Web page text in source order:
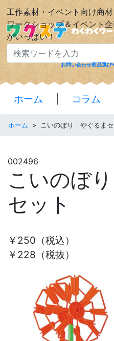
工作素材・イベント向け商
ワークショップ＆イベント
がいっぱい！
お問い合わせ商品選び
ホーム コラム
ホーム > こいのぼり やぐるまセ
002496
こいのぼ
セット
￥250 （税込）
￥228（税抜）